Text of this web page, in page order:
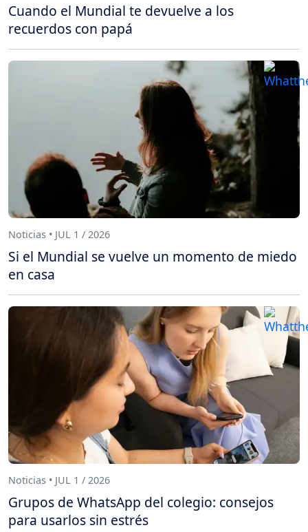
Cuando el Mundial te devuelve a los
recuerdos con papá
Noticias • JUL 1 / 2026
Si el Mundial se vuelve un momento de miedo
en casa
Noticias • JUL 1 / 2026
Grupos de WhatsApp del colegio: consejos
para usarlos sin estrés